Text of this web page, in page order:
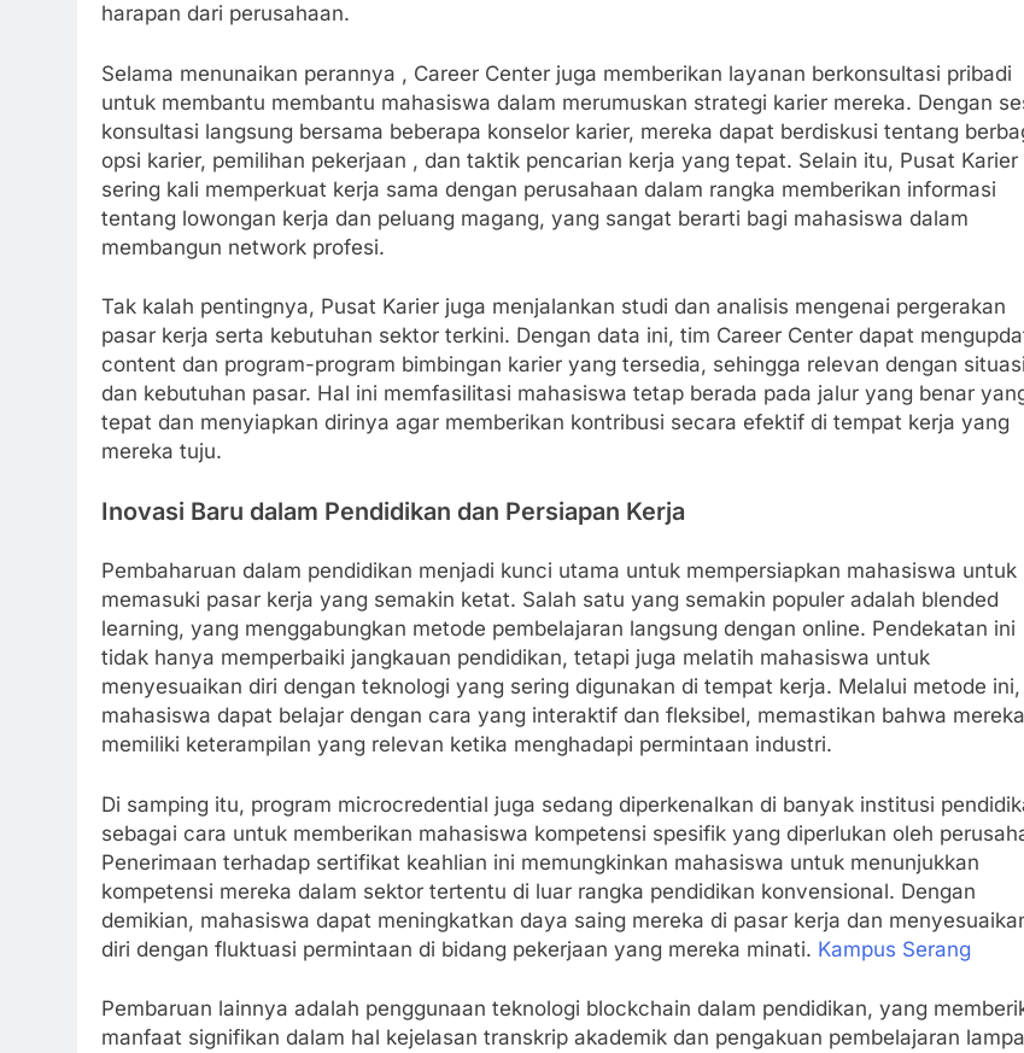
harapan dari perusahaan.
Selama menunaikan perannya , Career Center juga memberikan layanan berkonsultasi pribadi
untuk membantu membantu mahasiswa dalam merumuskan strategi karier mereka. Dengan
konsultasi langsung bersama beberapa konselor karier, mereka dapat berdiskusi tentang
opsi karier, pemilihan pekerjaan , dan taktik pencarian kerja yang tepat. Selain itu, Pusat Karier
sering kali memperkuat kerja sama dengan perusahaan dalam rangka memberikan informasi
tentang lowongan kerja dan peluang magang, yang sangat berarti bagi mahasiswa dalam
membangun network profesi.
Tak kalah pentingnya, Pusat Karier juga menjalankan studi dan analisis mengenai pergerakan
pasar kerja serta kebutuhan sektor terkini. Dengan data ini, tim Career Center dapat
content dan program-program bimbingan karier yang tersedia, sehingga relevan dengan situasi
dan kebutuhan pasar. Hal ini memfasilitasi mahasiswa tetap berada pada jalur yang benar
tepat dan menyiapkan dirinya agar memberikan kontribusi secara efektif di tempat kerja yang
mereka tuju.
Inovasi Baru dalam Pendidikan dan Persiapan Kerja
Pembaharuan dalam pendidikan menjadi kunci utama untuk mempersiapkan mahasiswa untuk
memasuki pasar kerja yang semakin ketat. Salah satu yang semakin populer adalah blended
learning, yang menggabungkan metode pembelajaran langsung dengan online. Pendekatan ini
tidak hanya memperbaiki jangkauan pendidikan, tetapi juga melatih mahasiswa untuk
menyesuaikan diri dengan teknologi yang sering digunakan di tempat kerja. Melalui metode ini,
mahasiswa dapat belajar dengan cara yang interaktif dan fleksibel, memastikan bahwa mereka
memiliki keterampilan yang relevan ketika menghadapi permintaan industri.
Di samping itu, program microcredential juga sedang diperkenalkan di banyak institusi
sebagai cara untuk memberikan mahasiswa kompetensi spesifik yang diperlukan oleh
Penerimaan terhadap sertifikat keahlian ini memungkinkan mahasiswa untuk menunjukkan
kompetensi mereka dalam sektor tertentu di luar rangka pendidikan konvensional. Dengan
demikian, mahasiswa dapat meningkatkan daya saing mereka di pasar kerja dan
diri dengan fluktuasi permintaan di bidang pekerjaan yang mereka minati. Kampus Serang
Pembaruan lainnya adalah penggunaan teknologi blockchain dalam pendidikan, yang
manfaat signifikan dalam hal kejelasan transkrip akademik dan pengakuan pembelajaran